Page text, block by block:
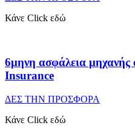
Κάνε Click εδώ
6μηνη ασφάλεια
Insurance
ΔΕΣ ΤΗΝ ΠΡΟΣΦΟΡΑ
Κάνε Click εδώ